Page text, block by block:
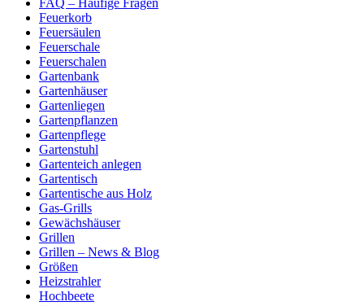
FAQ – Häufige Fragen
Feuerkorb
Feuersäulen
Feuerschale
Feuerschalen
Gartenbank
Gartenhäuser
Gartenliegen
Gartenpflanzen
Gartenpflege
Gartenstuhl
Gartenteich anlegen
Gartentisch
Gartentische aus Holz
Gas-Grills
Gewächshäuser
Grillen
Grillen – News & Blog
Größen
Heizstrahler
Hochbeete